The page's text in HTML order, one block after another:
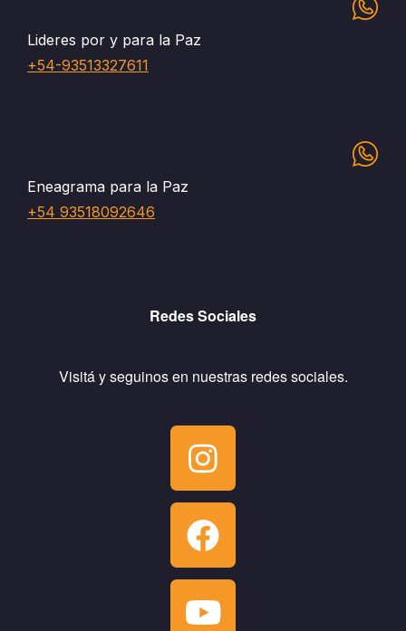
Lideres por y para la Paz
+54-93513327611
Eneagrama para la Paz
+54 93518092646
Redes Sociales
Visitá y seguinos en nuestras redes sociales.